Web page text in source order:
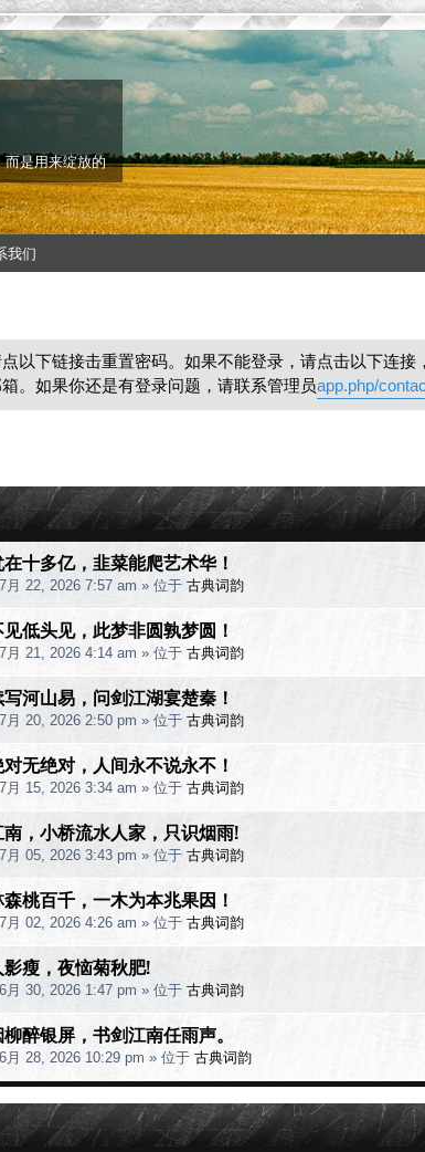
而是用来绽放的
我们
以下链接击重置密码。如果不能登录，请点击以下连接
。如果你还是有登录问题，请联系管理员app.php/
在十多亿，韭菜能爬艺术华！
月 22, 2026 7:57 am » 位于 古典词韵
见低头见，此梦非圆孰梦圆！
月 21, 2026 4:14 am » 位于 古典词韵
写河山易，问剑江湖宴楚秦！
月 20, 2026 2:50 pm » 位于 古典词韵
对无绝对，人间永不说永不！
月 15, 2026 3:34 am » 位于 古典词韵
南，小桥流水人家，只识烟雨!
月 05, 2026 3:43 pm » 位于 古典词韵
森桃百千，一木为本兆果因！
月 02, 2026 4:26 am » 位于 古典词韵
影瘦，夜恼菊秋肥!
月 30, 2026 1:47 pm » 位于 古典词韵
醉银屏，书剑江南任雨声。
月 28, 2026 10:29 pm » 位于 古典词韵